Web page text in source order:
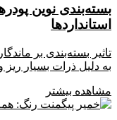
بسته‌بندی نوین
استانداردها
تاثیر بسته‌بندی بر
به دلیل ذرات بسیار ریز
مشاهده بیشتر